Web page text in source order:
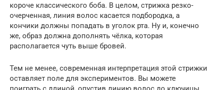
короче классического боба. В целом, стрижка резко-
очерченная, линия волос касается подбородка, а
кончики должны попадать в уголок рта. Ну и, конечно
же, образ должна дополнять чёлка, которая
располагается чуть выше бровей.
Тем не менее, современная интерпретация этой стрижки
оставляет поле для экспериментов. Вы можете